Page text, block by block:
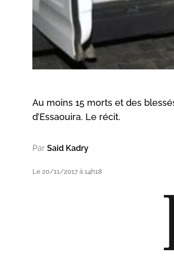
Au moins 15 morts et des
d’Essaouira. Le récit.
Par Said Kadry
Le 20/11/2017 à 14h18